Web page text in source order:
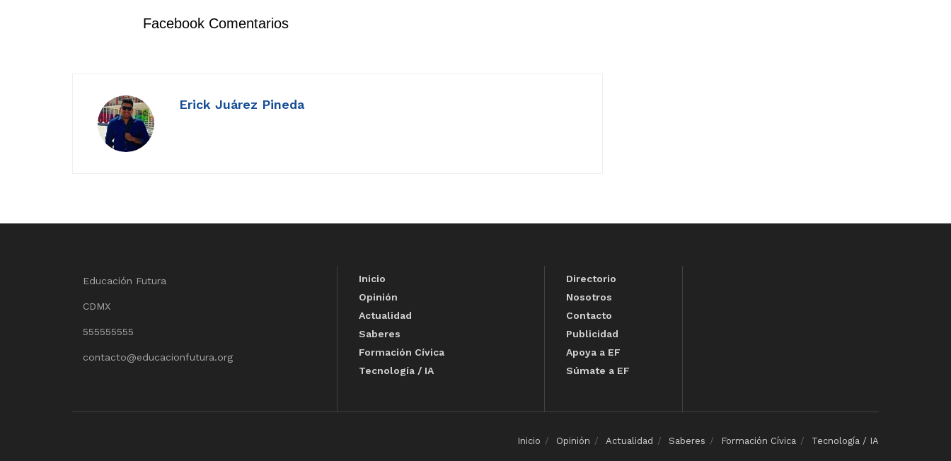
Facebook Comentarios
Erick Juárez Pineda
Educación Futura
CDMX
555555555
contacto@educacionfutura.org
Inicio
Opinión
Actualidad
Saberes
Formación Cívica
Tecnología / IA
Directorio
Nosotros
Contacto
Publicidad
Apoya a EF
Súmate a EF
Inicio Opinión Actualidad Saberes Formación Cívica Tecnología / IA